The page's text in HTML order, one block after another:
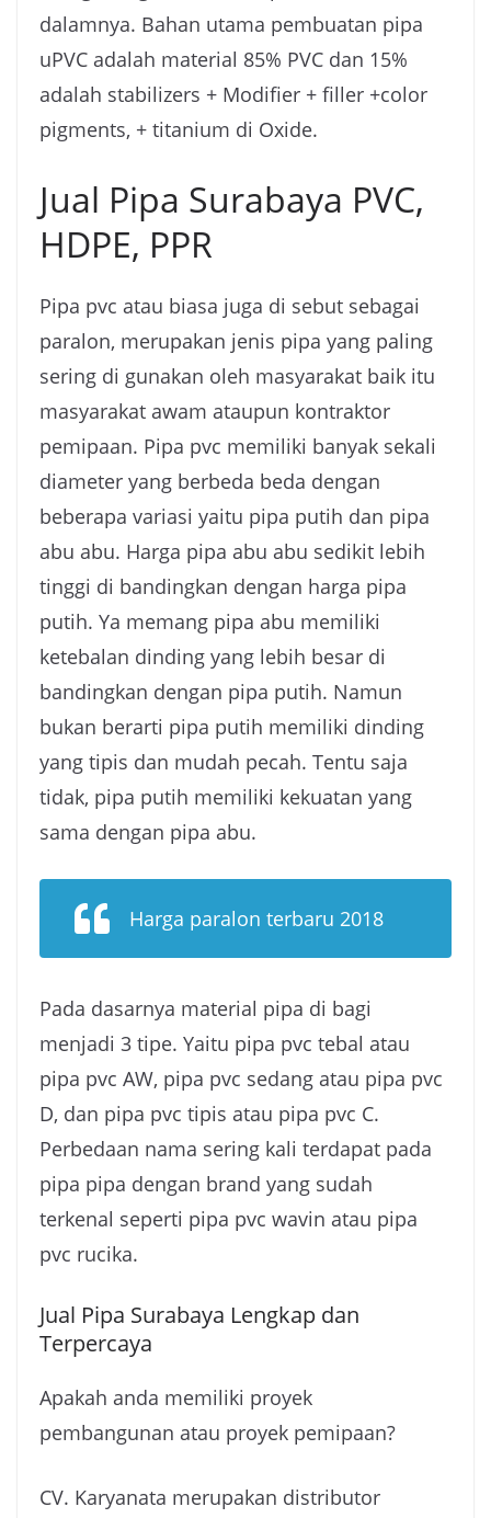
dalamnya. Bahan utama pembuatan pipa
uPVC adalah material 85% PVC dan 15%
adalah stabilizers + Modifier + filler +color
pigments, + titanium di Oxide.
Jual Pipa Surabaya PVC,
HDPE, PPR
Pipa pvc atau biasa juga di sebut sebagai
paralon, merupakan jenis pipa yang paling
sering di gunakan oleh masyarakat baik itu
masyarakat awam ataupun kontraktor
pemipaan. Pipa pvc memiliki banyak sekali
diameter yang berbeda beda dengan
beberapa variasi yaitu pipa putih dan pipa
abu abu. Harga pipa abu abu sedikit lebih
tinggi di bandingkan dengan harga pipa
putih. Ya memang pipa abu memiliki
ketebalan dinding yang lebih besar di
bandingkan dengan pipa putih. Namun
bukan berarti pipa putih memiliki dinding
yang tipis dan mudah pecah. Tentu saja
tidak, pipa putih memiliki kekuatan yang
sama dengan pipa abu.
Harga paralon terbaru 2018
Pada dasarnya material pipa di bagi
menjadi 3 tipe. Yaitu pipa pvc tebal atau
pipa pvc AW, pipa pvc sedang atau pipa pvc
D, dan pipa pvc tipis atau pipa pvc C.
Perbedaan nama sering kali terdapat pada
pipa pipa dengan brand yang sudah
terkenal seperti pipa pvc wavin atau pipa
pvc rucika.
Jual Pipa Surabaya Lengkap dan
Terpercaya
Apakah anda memiliki proyek
pembangunan atau proyek pemipaan?
CV. Karyanata merupakan distributor